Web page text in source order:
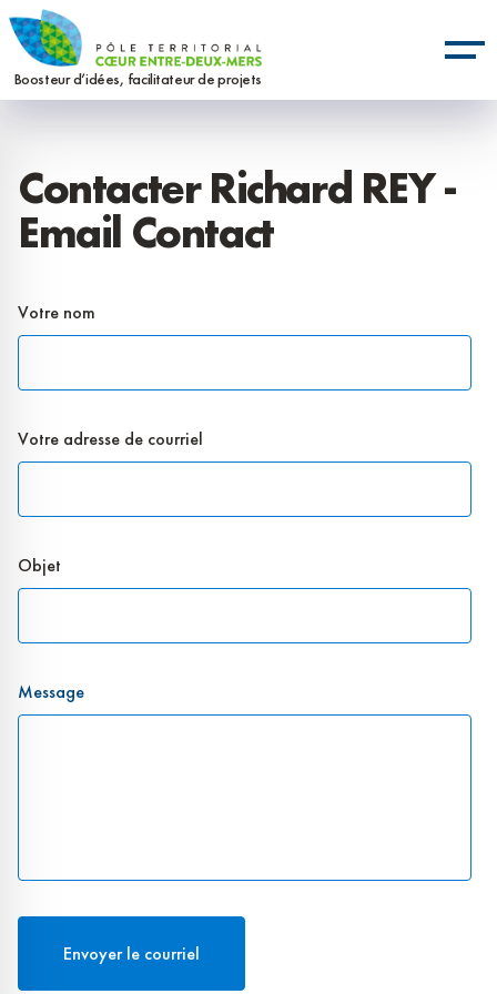
Aller
au
contenu
Boosteur d’idées, facilitateur de projets
Contacter Richard REY -
Email Contact
Votre nom
Votre adresse de courriel
Objet
Message
Panneau de gestion des cookies